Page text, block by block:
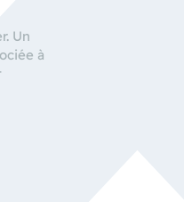
Un
à